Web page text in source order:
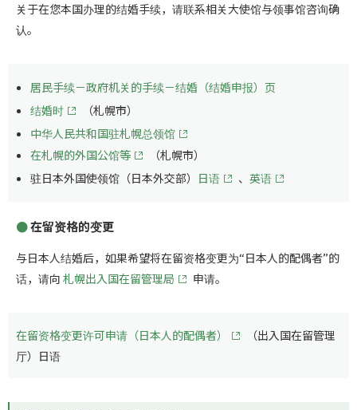
关于在您本国办理的结婚手续，请联系相关大使馆与领事馆咨询确
认。
居民手续－政府机关的手续－结婚（结婚申报）页
结婚时
（札幌市）
中华人民共和国驻札幌总领馆
在札幌的外国公馆等
（札幌市）
驻日本外国使领馆（日本外交部） 日语 、 英语
在留资格的变更
与日本人结婚后，如果希望将在留资格变更为“日本人的配偶者”的
话，请向 札幌出入国在留管理局 申请。
在留资格变更许可申请（日本人的配偶者）
（出入国在留管理
厅）日语